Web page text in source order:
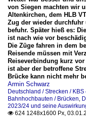
von Siegen machten wir
Altenkirchen, dem HLB
Zug der wieder
befuhr. Später hieß es:
ist nach wie vor
Die Züge fahren in dem
Reisende müssen mit
Reiseverbindung kurz
ist aber der betroffene
Brücke kann nicht mehr
Armin Schwarz
Deutschland / Strecken /
Bahnhochbauten / Brücken
2023/24 und seine
 624 1248x1600 Px,